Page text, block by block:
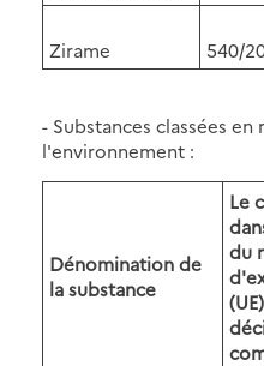
Zirame 540/
- Substances classées
l'environnement :
Dénomination de
la substance
Le
du